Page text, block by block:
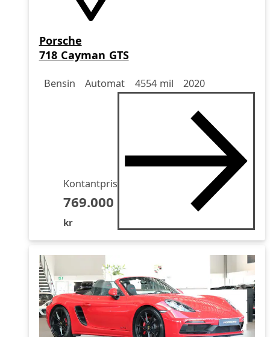
Porsche
718 Cayman GTS
Drivmedel
Bensin
Drivmedel Automat
Miltal 4554 mil
årsmodell 2020
Kontantpris
769.000
kr